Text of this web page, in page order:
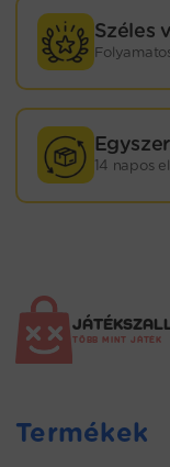
Széles
14 napos
TÖBB MINT JÁTÉK
Termékek